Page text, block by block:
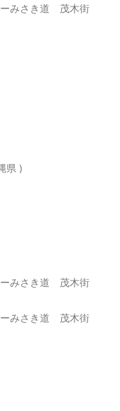
みさき道 茂木街
県 )
みさき道 茂木街
みさき道 茂木街